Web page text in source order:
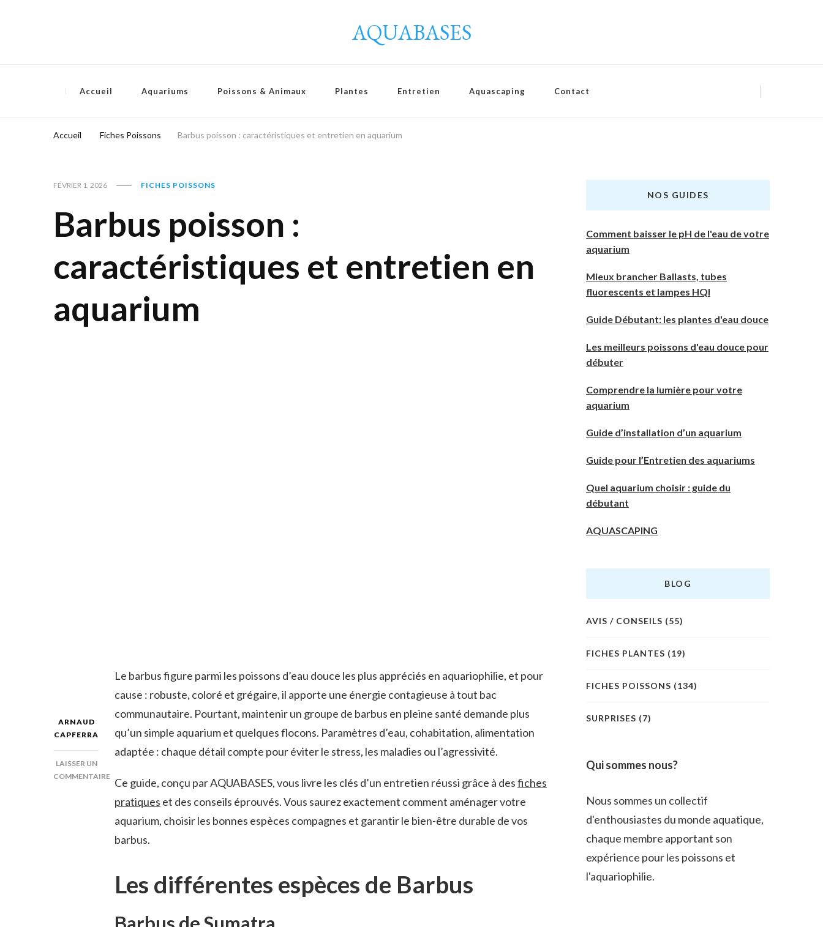
AQUABASES
Accueil Aquariums Poissons & Animaux Plantes Entretien Aquascaping Contact
Accueil Fiches Poissons Barbus poisson : caractéristiques et entretien en aquarium
FÉVRIER 1, 2026 FICHES POISSONS
Barbus poisson :
caractéristiques et entretien en
aquarium
ARNAUD
CAPFERRA
LAISSER UN
COMMENTAIRE
CARACTÉRISTIQUES
Le barbus figure parmi les poissons d’eau douce les plus appréciés en aquariophilie, et pour
cause : robuste, coloré et grégaire, il apporte une énergie contagieuse à tout bac
communautaire. Pourtant, maintenir un groupe de barbus en pleine santé demande plus
qu’un simple aquarium et quelques flocons. Paramètres d’eau, cohabitation, alimentation
adaptée : chaque détail compte pour éviter le stress, les maladies ou l’agressivité.
Ce guide, conçu par AQUABASES, vous livre les clés d’un entretien réussi grâce à desfiches
pratiques et des conseils éprouvés. Vous saurez exactement comment aménager votre
aquarium, choisir les bonnes espèces compagnes et garantir le bien-être durable de vos
barbus.
Les différentes espèces de Barbus
NOS GUIDES
Comment baisser le pH de l'eau de votre
aquarium
Mieux brancher Ballasts, tubes
fluorescents et lampes HQI
Guide Débutant: les plantes d'eau douce
Les meilleurs poissons d'eau douce pour
débuter
Comprendre la lumière pour votre
aquarium
Guide d’installation d’un aquarium
Guide pour l’Entretien des aquariums
Quel aquarium choisir : guide du
débutant
AQUASCAPING
BLOG
AVIS / CONSEILS (55)
FICHES PLANTES (19)
FICHES POISSONS (134)
SURPRISES (7)
Qui sommes nous?
Nous sommes un collectif
d'enthousiastes du monde aquatique,
chaque membre apportant son
expérience pour les poissons et
l'aquariophilie.